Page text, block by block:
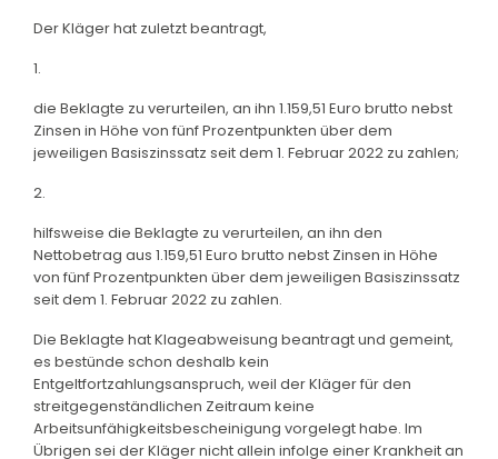
Der Kläger hat zuletzt beantragt,
1.
die Beklagte zu verurteilen, an ihn 1.159,51 Euro brutto nebst
Zinsen in Höhe von fünf Prozentpunkten über dem
jeweiligen Basiszinssatz seit dem 1. Februar 2022 zu zahlen;
2.
hilfsweise die Beklagte zu verurteilen, an ihn den
Nettobetrag aus 1.159,51 Euro brutto nebst Zinsen in Höhe
von fünf Prozentpunkten über dem jeweiligen Basiszinssatz
seit dem 1. Februar 2022 zu zahlen.
Die Beklagte hat Klageabweisung beantragt und gemeint,
es bestünde schon deshalb kein
Entgeltfortzahlungsanspruch, weil der Kläger für den
streitgegenständlichen Zeitraum keine
Arbeitsunfähigkeitsbescheinigung vorgelegt habe. Im
Übrigen sei der Kläger nicht allein infolge einer Krankheit an